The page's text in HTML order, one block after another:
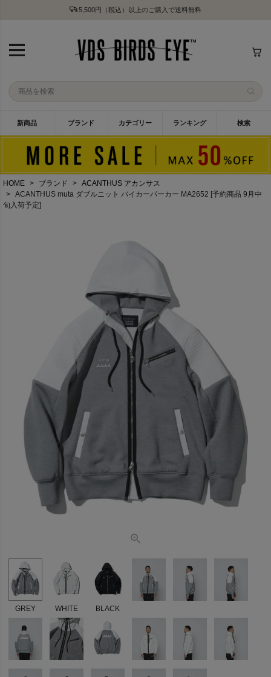
5,500円（税込）以上のご購入で送料無料
新商品 ブランド カテゴリー ランキング 検索
HOME ブランド
ACANTHUS アカンサス
ACANTHUS muta ダブルニット バイカーパーカー MA2652 [予約商品 9月中
旬入荷予定]
GREY WHITE BLACK